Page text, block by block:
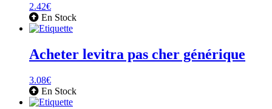
2.42€
En Stock
Acheter levitra pas cher générique
3.08€
En Stock